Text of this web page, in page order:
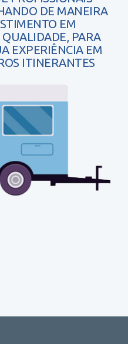
DE MANEIRA
EM
QUALIDADE, PARA
EXPERIÊNCIA EM
ITINERANTES